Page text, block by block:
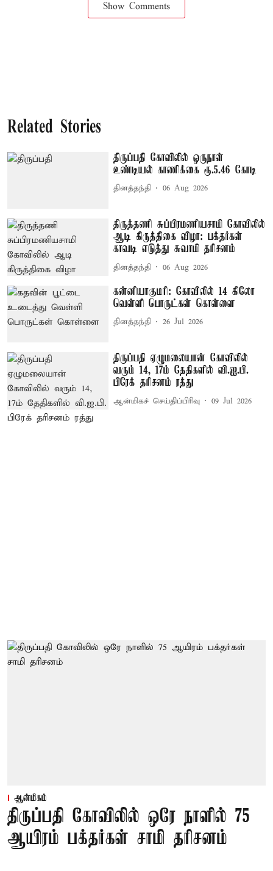
Show Comments
Related Stories
திருப்பதி கோவிலில் ஒருநாள்
உண்டியல் காணிக்கை ரூ.5.46 கோடி
தினத்தந்தி 06 Aug 2026
திருத்தணி சுப்பிரமணியசாமி கோவிலில்
ஆடி கிருத்திகை விழா: பக்தர்கள்
காவடி எடுத்து சுவாமி தரிசனம்
தினத்தந்தி 06 Aug 2026
கன்னியாகுமரி: கோவிலில் 14 கிலோ
வெள்ளி பொருட்கள் கொள்ளை
தினத்தந்தி 26 Jul 2026
திருப்பதி ஏழுமலையான் கோவிலில்
வரும் 14, 17ம் தேதிகளில் வி.ஐ.பி.
பிரேக் தரிசனம் ரத்து
ஆன்மிகச் செய்திப்பிரிவு 09 Jul 2026
ஆன்மிகம்
திருப்பதி கோவிலில் ஒரே நாளில் 75
ஆயிரம் பக்தர்கள் சாமி தரிசனம்